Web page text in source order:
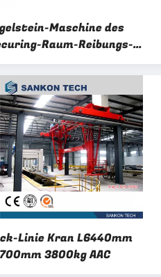
Maschine des
Raum-Reibungs-
AAC
Linie Kran L6440mm
3800kg AAC